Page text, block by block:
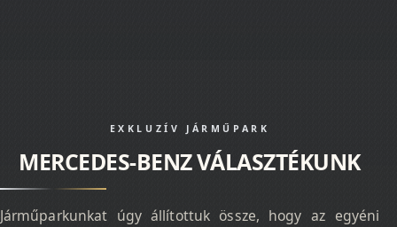
EXKLUZÍV JÁRMŰPARK
MERCEDES-BENZ VÁLASZTÉKUNK
Járműparkunkat úgy állítottuk össze, hogy az egyéni